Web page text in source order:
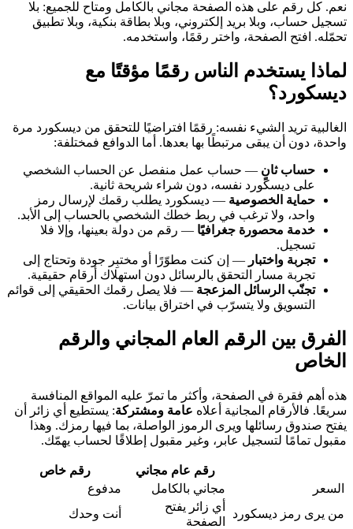
نعم. كل رقم على هذه الصفحة مجاني بالكامل ومتاح للجميع: بلا
تسجيل حساب، وبلا بريد إلكتروني، وبلا بطاقة بنكية، وبلا تطبيق
تحمّله. افتح الصفحة، واختر رقمًا، واستخدمه.
لماذا يستخدم الناس رقمًا مؤقتًا مع
ديسكورد؟
الغالبية تريد الشيء نفسه: رقمًا افتراضيًا للتحقق من ديسكورد مرة
واحدة، دون أن يبقى مرتبطًا بها بعدها. أما الدوافع فمختلفة:
حساب ثانٍ — حساب عمل منفصل عن الحساب الشخصي
على ديسكورد نفسه، دون شراء شريحة ثانية.
حماية الخصوصية — ديسكورد يطلب رقمك لإرسال رمز
واحد، ولا ترغب في ربط خطك الشخصي بالحساب إلى الأبد.
خدمة محصورة جغرافيًا — رقم من دولة بعينها، وإلا فلا
تسجيل.
تجربة واختبار — إن كنت مطوّرًا أو مختبِر جودة وتحتاج إلى
تجربة مسار التحقق بالرسائل دون استهلاك أرقام حقيقية.
تجنّب الرسائل المزعجة — فلا يصل رقمك الحقيقي إلى قوائم
التسويق ولا يتسرّب في اختراق بيانات.
الفرق بين الرقم العام المجاني والرقم
الخاص
هذه أهم فقرة في الصفحة، وأكثر ما تمرّ عليه المواقع المنافسة
سريعًا. فالأرقام المجانية أعلاه عامة ومشتركة: يستطيع أي زائر أن
يفتح صندوق رسائلها ويرى الرموز الواصلة، بما فيها رمزك. وهذا
مقبول تمامًا لتسجيل عابر، وغير مقبول إطلاقًا لحساب يهمّك.
رقم عام مجاني
رقم خاص
السعر
مجاني بالكامل
مدفوع
من يرى رمز ديسكورد
أي زائر يفتح
الصفحة
أنت وحدك